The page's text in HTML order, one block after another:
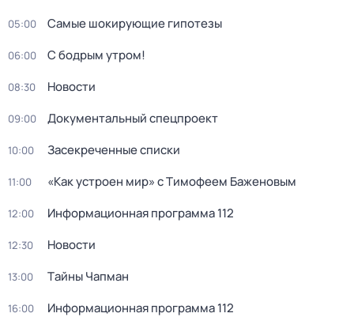
05:00 Самые шoкиpующие гипотезы
06:00 С бодрым утром!
08:30 Новости
09:00 Докyментальный cпецпроект
10:00 Заcекрeченные списки
11:00 «Как устроен мир» с Тимофеем Баженовым
12:00 Информационная программа 112
12:30 Новости
13:00 Тaйны Чапман
16:00 Информационная программа 112